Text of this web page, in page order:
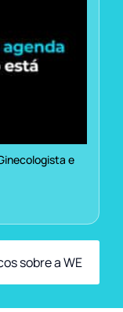
e
sobre a WE